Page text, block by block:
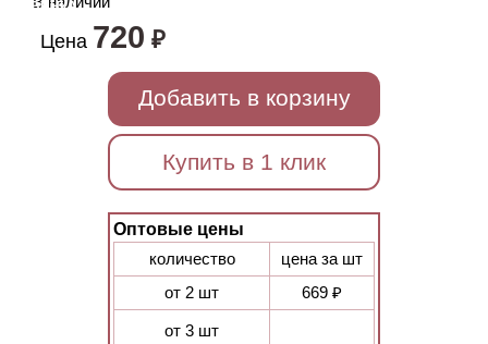
НОВИНКА
Цена 720 ₽
Добавить в корзину
Купить в 1 клик
Оптовые цены
количество
цена за шт
от 2 шт
669 ₽
от 3 шт